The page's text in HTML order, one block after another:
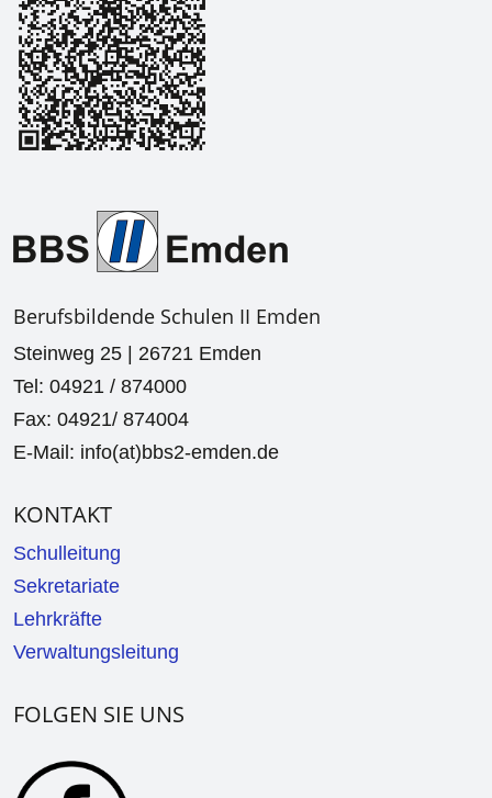
Berufsbildende Schulen II Emden
Steinweg 25 | 26721 Emden
Tel: 04921 / 874000
Fax: 04921/ 874004
E-Mail: info(at)bbs2-emden.de
KONTAKT
Schulleitung
Sekretariate
Lehrkräfte
Verwaltungsleitung
FOLGEN SIE UNS